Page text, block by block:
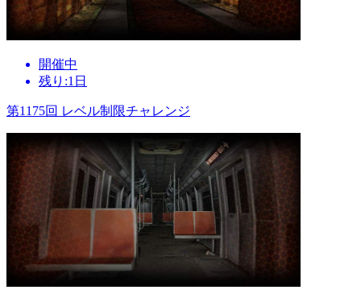
開催中
残り:1日
第1175回 レベル制限チャレンジ